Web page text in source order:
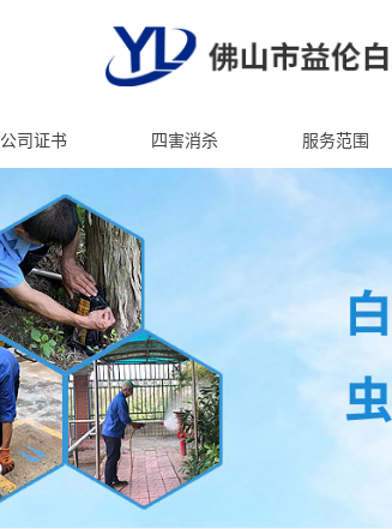
公司证书 四害消杀 服务范围